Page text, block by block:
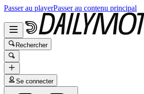
Passer au playerPasser au contenu principal
Rechercher
Se connecter